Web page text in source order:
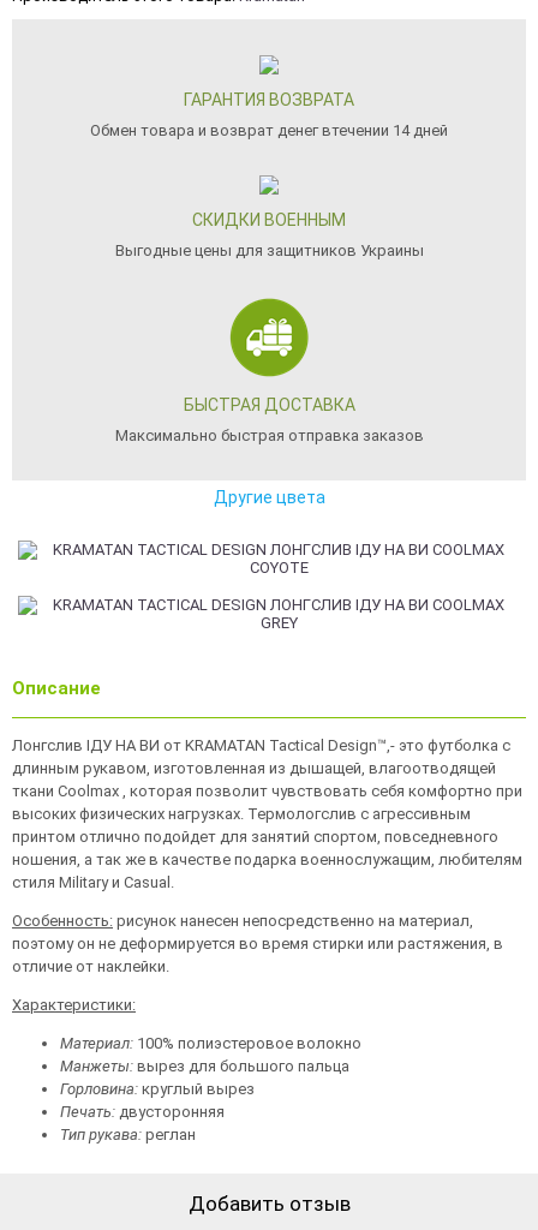
ГАРАНТИЯ ВОЗВРАТА
Обмен товара и возврат денег втечении 14 дней
СКИДКИ ВОЕННЫМ
Выгодные цены для защитников Украины
БЫСТРАЯ ДОСТАВКА
Максимально быстрая отправка заказов
Другие цвета
Описание
Лонгслив ІДУ НА ВИ от KRAMATAN Tactical Design™,- это футболка с
длинным рукавом, изготовленная из дышащей, влагоотводящей
ткани Coolmax , которая позволит чувствовать себя комфортно при
высоких физических нагрузках. Термологслив с агрессивным
принтом отлично подойдет для занятий спортом, повседневного
ношения, а так же в качестве подарка военнослужащим, любителям
стиля Military и Casual.
Особенность: рисунок нанесен непосредственно на материал,
поэтому он не деформируется во время стирки или растяжения, в
отличие от наклейки.
Характеристики:
Материал: 100% полиэстеровое волокно
Манжеты: вырез для большого пальца
Горловина: круглый вырез
Печать: двусторонняя
Тип рукава: реглан
Добавить отзыв